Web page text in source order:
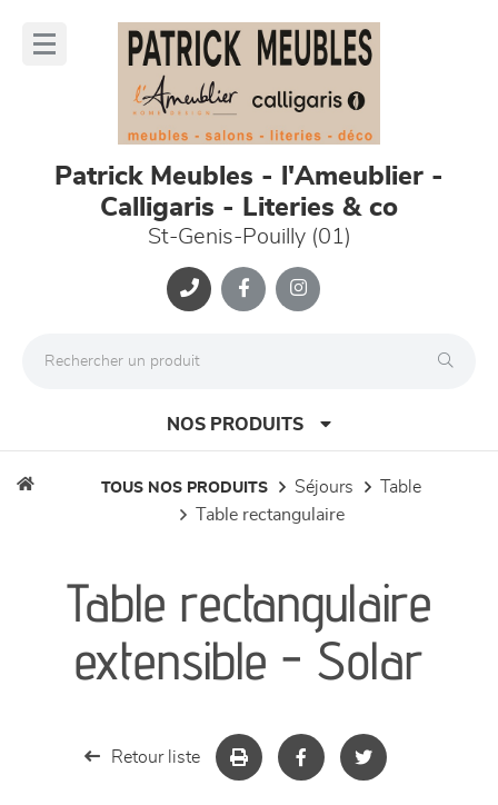
Patrick Meubles - l'Ameublier -
Calligaris - Literies & co
St-Genis-Pouilly (01)
NOS PRODUITS
séjours
meubles de complément
TOUS NOS PRODUITS séjours
table
table rectangulaire
Table rectangulaire
extensible - Solar
Retour liste